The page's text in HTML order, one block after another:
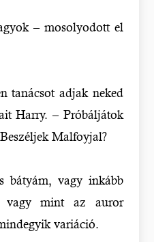
– mosolyodott el
tanácsot adjak neked
Harry. – Próbáljátok
Malfoyjal?
bátyám, vagy inkább
mint az auror
variáció.